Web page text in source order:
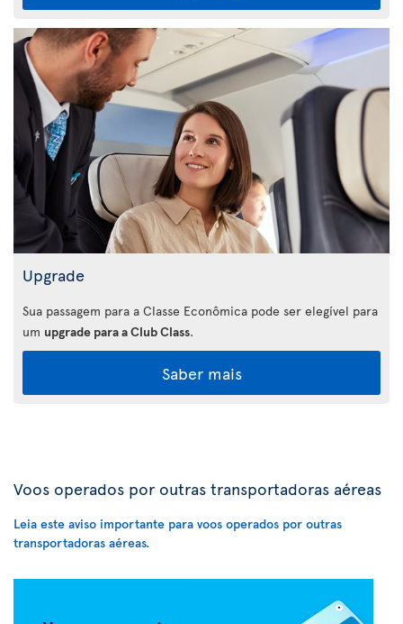
Upgrade
Sua passagem para a Classe Econômica pode ser elegível para
um upgrade para a Club Class.
Saber mais
Voos operados por outras transportadoras aéreas
Leia este aviso importante para voos operados por outras
transportadoras aéreas.